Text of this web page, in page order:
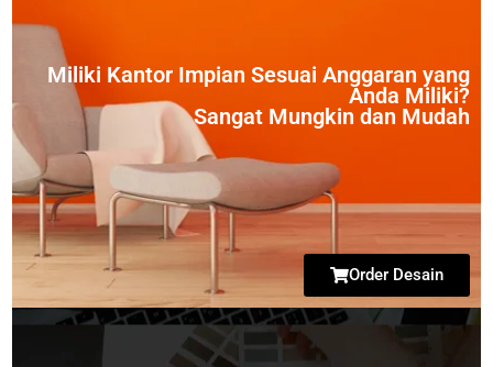
Miliki Kantor Impian Sesuai Anggaran yang
Anda Miliki?
Sangat Mungkin dan Mudah
Order Desain